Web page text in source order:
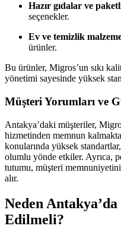
Hazır gıdalar ve
seçenekler.
Ev ve temizlik
ürünler.
Bu ürünler, Migros’un sıkı
yönetimi sayesinde yüksek
Müşteri Yorumları ve
Antakya’daki müşteriler,
hizmetinden memnun
konularında yüksek
olumlu yönde etkiler. Ayrıca,
tutumu, müşteri
alır.
Neden
Edilmeli?